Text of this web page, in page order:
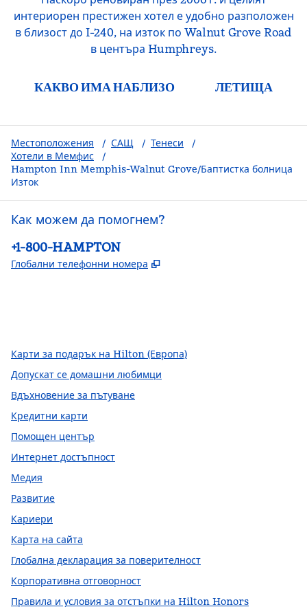
интериорен престижен хотел е удобно разположен
в близост до I-240, на изток по Walnut Grove Road
в центъра Humphreys.
КАКВО ИМА НАБЛИЗО ЛЕТИЩА
Местоположения / САЩ / Тенеси
/
Хотели в Мемфис
/
Hampton Inn Memphis-Walnut Grove/Баптистка болница
Изток
Как можем да помогнем?
Телефон:
+1-800-HAMPTON
Глобални телефонни номера ,
Карти за подарък на Hilton (Европа)
Допускат се домашни любимци
Вдъхновение за пътуване
Кредитни карти
Помощен център
Интернет достъпност
Медия
Развитие
Кариери
Карта на сайта
Глобална декларация за поверителност
Корпоративна отговорност
Правила и условия за отстъпки на Hilton Honors